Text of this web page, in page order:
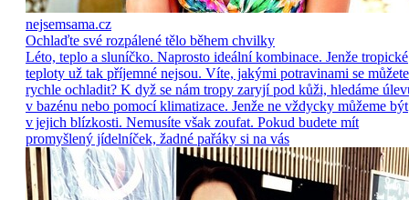
nejsemsama.cz
Ochlaďte své rozpálené tělo během chvilky
Léto, teplo a sluníčko. Naprosto ideální kombinace. Jenže tropické
teploty už tak příjemné nejsou. Víte, jakými potravinami se můžete
rychle ochladit? K dyž se nám tropy zaryjí pod kůži, hledáme
v bazénu nebo pomocí klimatizace. Jenže ne vždycky můžeme být
v jejich blízkosti. Nemusíte však zoufat. Pokud budete mít
promyšlený jídelníček, žadné pařáky si na vás